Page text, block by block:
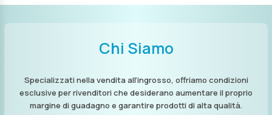
Chi Siamo
Specializzati nella vendita all’ingrosso, offriamo condizioni
esclusive per rivenditori che desiderano aumentare il proprio
margine di guadagno e garantire prodotti di alta qualità.